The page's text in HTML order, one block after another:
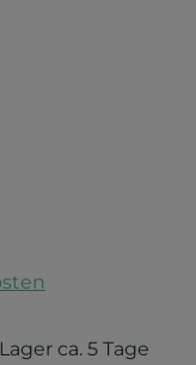
ca. 5 Tage